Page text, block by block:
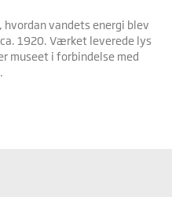
brugere på tværs af
der er relevante og
og dermed mere
vandets energi blev
1920. Værket leverede lys
museet i forbindelse med